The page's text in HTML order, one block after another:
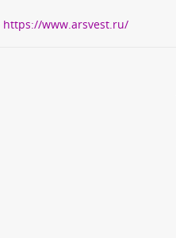
https://www.arsvest.ru/